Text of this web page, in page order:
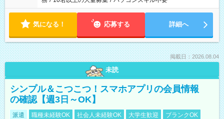
気になる！ 応募する 詳細へ
掲載日：2026.08.04
未読
シンプル＆こつこつ！スマホアプリの会員情報
の確認【週3日～OK】
派遣 職種未経験OK 社会人未経験OK 大学生歓迎
ブランクOK